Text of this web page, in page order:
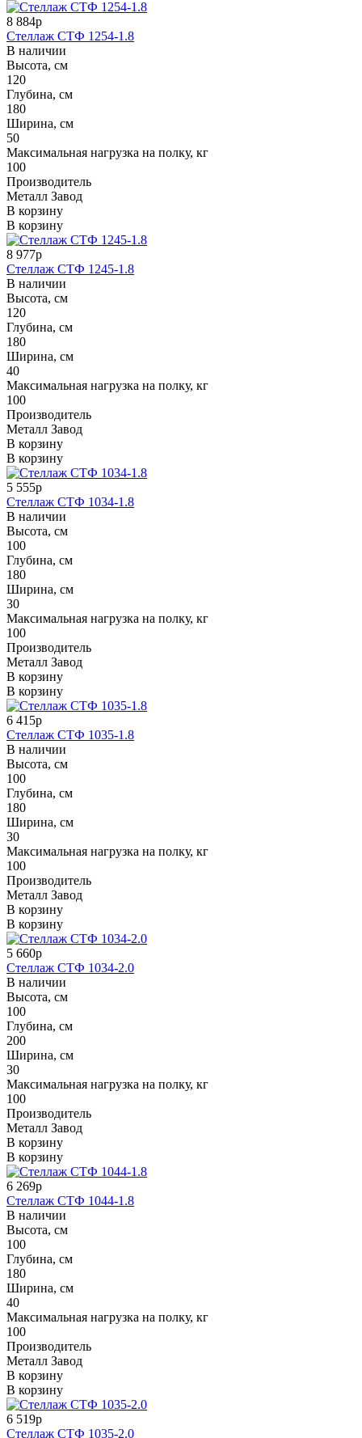
8 884р
Стеллаж СТФ 1254-1.8
В наличии
Высота, см
120
Глубина, см
180
Ширина, см
50
Максимальная нагрузка на полку, кг
100
Производитель
Металл Завод
В корзину
В корзину
8 977р
Стеллаж СТФ 1245-1.8
В наличии
Высота, см
120
Глубина, см
180
Ширина, см
40
Максимальная нагрузка на полку, кг
100
Производитель
Металл Завод
В корзину
В корзину
5 555р
Стеллаж СТФ 1034-1.8
В наличии
Высота, см
100
Глубина, см
180
Ширина, см
30
Максимальная нагрузка на полку, кг
100
Производитель
Металл Завод
В корзину
В корзину
6 415р
Стеллаж СТФ 1035-1.8
В наличии
Высота, см
100
Глубина, см
180
Ширина, см
30
Максимальная нагрузка на полку, кг
100
Производитель
Металл Завод
В корзину
В корзину
5 660р
Стеллаж СТФ 1034-2.0
В наличии
Высота, см
100
Глубина, см
200
Ширина, см
30
Максимальная нагрузка на полку, кг
100
Производитель
Металл Завод
В корзину
В корзину
6 269р
Стеллаж СТФ 1044-1.8
В наличии
Высота, см
100
Глубина, см
180
Ширина, см
40
Максимальная нагрузка на полку, кг
100
Производитель
Металл Завод
В корзину
В корзину
6 519р
Стеллаж СТФ 1035-2.0